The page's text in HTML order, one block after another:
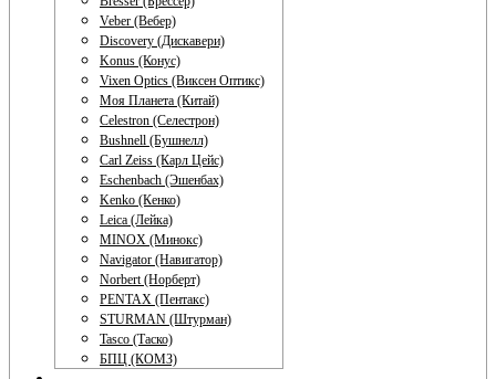
Veber (Вебер)
Discovery (Дискавери)
Konus (Конус)
Vixen Optics (Виксен Оптикс)
Моя Планета (Китай)
Celestron (Селестрон)
Bushnell (Бушнелл)
Carl Zeiss (Карл Цейс)
Eschenbach (Эшенбах)
Kenko (Кенко)
Leica (Лейка)
MINOX (Минокс)
Navigator (Навигатор)
Norbert (Норберт)
PENTAX (Пентакс)
STURMAN (Штурман)
Tasco (Таско)
БПЦ (КОМЗ)